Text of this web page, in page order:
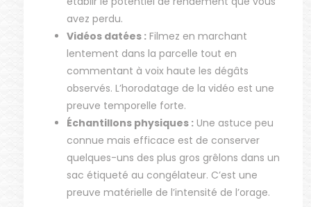
avez perdu.
Vidéos datées : Filmez en marchant
lentement dans la parcelle tout en
commentant à voix haute les dégâts
observés. L’horodatage de la vidéo est une
preuve temporelle forte.
Échantillons physiques : Une astuce peu
connue mais efficace est de conserver
quelques-uns des plus gros grêlons dans un
sac étiqueté au congélateur. C’est une
preuve matérielle de l’intensité de l’orage.